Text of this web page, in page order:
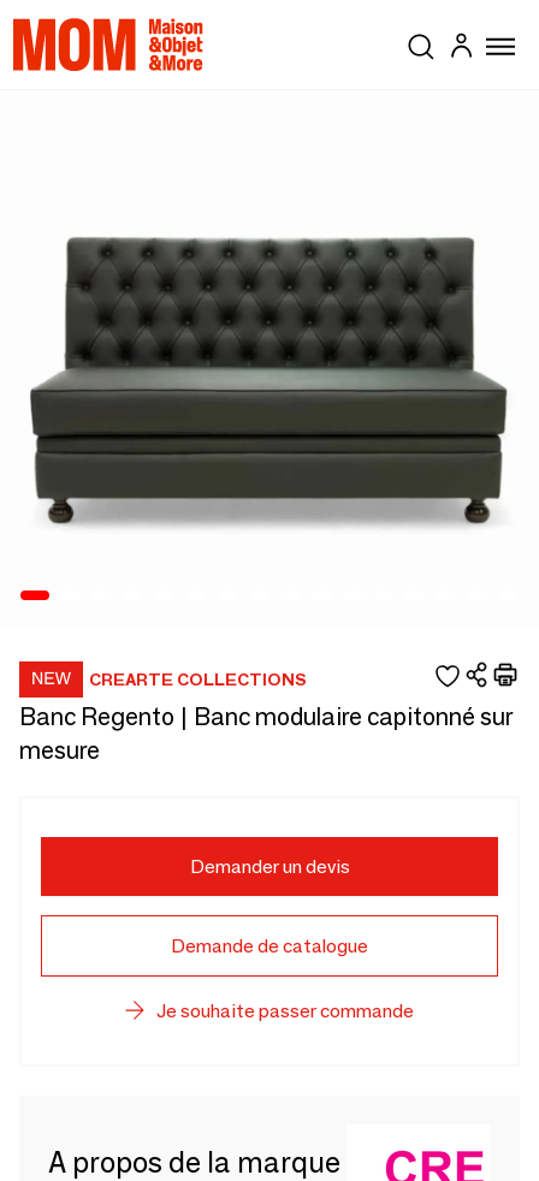
CREARTE COLLECTIONS
Banc Regento | Banc modulaire capitonné sur
mesure
Demander un devis
Demande de catalogue
Je souhaite passer commande
A propos de la marque